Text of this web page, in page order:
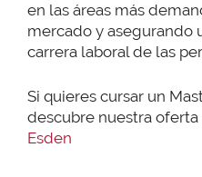
en las áreas más
mercado y asegurando
carrera laboral de las
Si quieres cursar un
descubre nuestra oferta
Esden